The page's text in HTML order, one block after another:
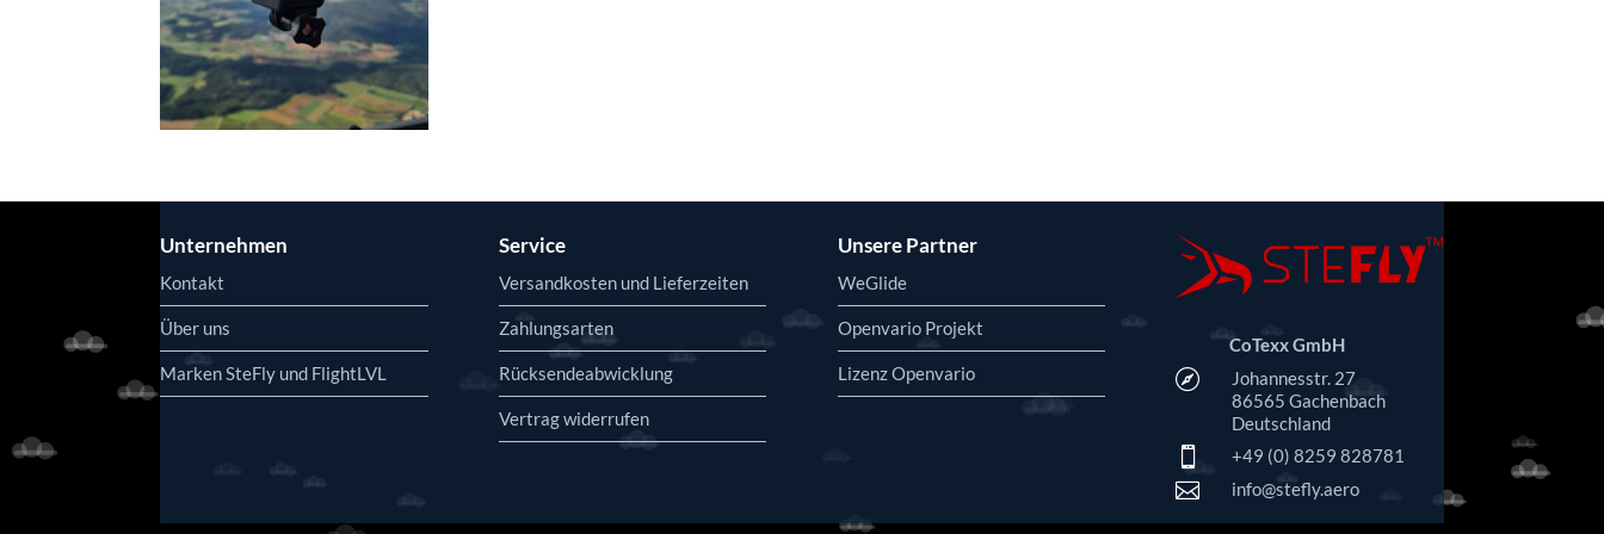
Unternehmen
Kontakt
Über uns
Marken SteFly und FlightLVL
Service
Versandkosten und Lieferzeiten
Zahlungsarten
Rücksendeabwicklung
Vertrag widerrufen
Unsere Partner
WeGlide
Openvario Projekt
Lizenz Openvario
CoTexx GmbH

Johannesstr. 27
86565 Gachenbach
Deutschland
 +49 (0) 8259 828781
 info@stefly.aero